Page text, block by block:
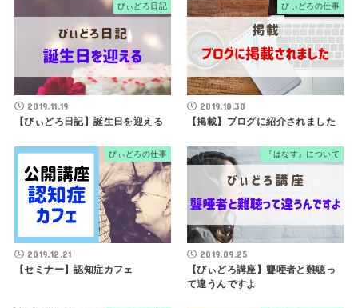
びぃどろ日記
2019.11.19
【びぃどろ日記】誕生日を迎える
びぃどろの仕事
2019.10.30
【掲載】ブログに紹介されました
びぃどろの仕事
2019.12.21
【セミナー】認知症カフェ
『はなす』について
2019.09.25
【びぃどろ講座】聾唖者と難聴っ
て違うんですよ